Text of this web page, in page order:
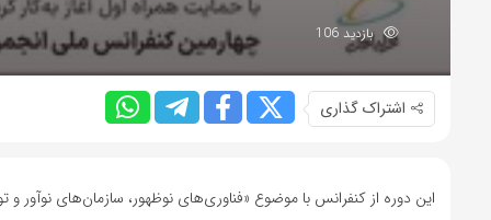
بازدید 106
اشتراک گذاری
این دوره از کنفرانس با موضوع «فناوری‌های نوظهور، سازمان‌های نوآور و